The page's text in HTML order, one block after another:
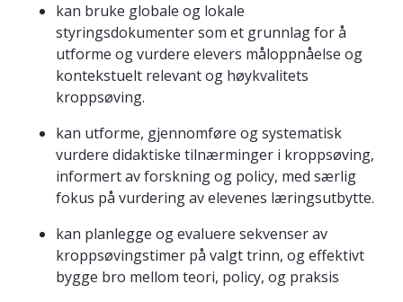
kan bruke globale og lokale
styringsdokumenter som et grunnlag for å
utforme og vurdere elevers måloppnåelse og
kontekstuelt relevant og høykvalitets
kroppsøving.
kan utforme, gjennomføre og systematisk
vurdere didaktiske tilnærminger i kroppsøving,
informert av forskning og policy, med særlig
fokus på vurdering av elevenes læringsutbytte.
kan planlegge og evaluere sekvenser av
kroppsøvingstimer på valgt trinn, og effektivt
bygge bro mellom teori, policy, og praksis